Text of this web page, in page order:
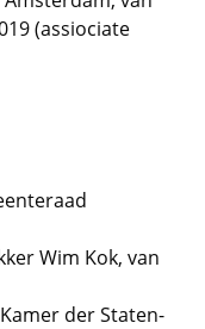
(assiociate
Wim Kok, van
der Staten-